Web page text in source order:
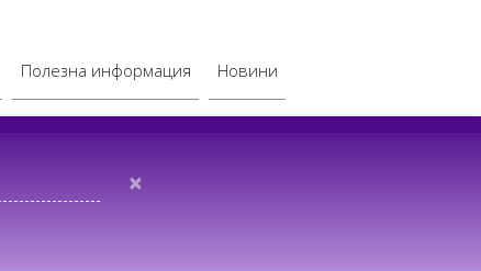
Полезна информация Новини
×